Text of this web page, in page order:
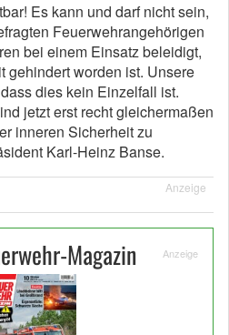
Es kann und darf nicht sein,
Feuerwehrangehörigen
bei einem Einsatz beleidigt,
gehindert worden ist. Unsere
dies kein Einzelfall ist.
jetzt erst recht gleichermaßen
inneren Sicherheit zu
Karl-Heinz Banse.
Anzeige
Magazin Anzeige